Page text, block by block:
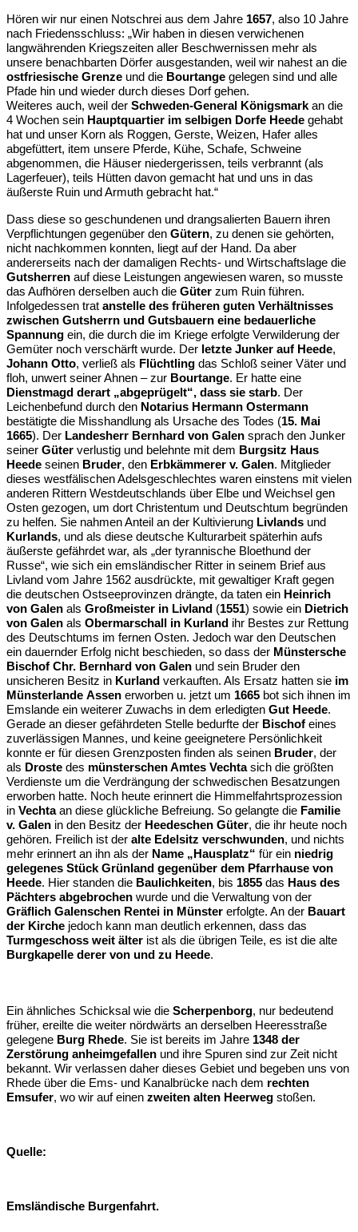
Hören wir nur einen Notschrei aus dem Jahre 1657, also 10 Jahre
nach Friedensschluss: „Wir haben in diesen verwichenen
langwährenden Kriegszeiten aller Beschwernissen mehr als
unsere benachbarten Dörfer ausgestanden, weil wir nahest an die
ostfriesische Grenze und die Bourtange gelegen sind und alle
Pfade hin und wieder durch dieses Dorf gehen.
Weiteres auch, weil der Schweden-General Königsmarkan die
4 Wochen sein Hauptquartier im selbigen Dorfe Heede gehabt
hat und unser Korn als Roggen, Gerste, Weizen, Hafer alles
abgefüttert, item unsere Pferde, Kühe, Schafe, Schweine
abgenommen, die Häuser niedergerissen, teils verbrannt (als
Lagerfeuer), teils Hütten davon gemacht hat und uns in das
äußerste Ruin und Armuth gebracht hat.“
Dass diese so geschundenen und drangsalierten Bauern ihren
Verpflichtungen gegenüber den Gütern, zu denen sie gehörten,
nicht nachkommen konnten, liegt auf der Hand. Da aber
andererseits nach der damaligen Rechts- und Wirtschaftslage die
Gutsherren auf diese Leistungen angewiesen waren, so musste
das Aufhören derselben auch die Güter zum Ruin führen.
Infolgedessen trat anstelle des früheren guten Verhältnisses
zwischen Gutsherrn und Gutsbauern eine bedauerliche
Spannung ein, die durch die im Kriege erfolgte Verwilderung der
Gemüter noch verschärft wurde. Der letzte Junker auf Heede,
Johann Otto, verließ als Flüchtling das Schloß seiner Väter und
floh, unwert seiner Ahnen – zur Bourtange. Er hatte eine
Dienstmagd derart „abgeprügelt“, dass sie starb. Der
Leichenbefund durch den Notarius Hermann Ostermann
bestätigte die Misshandlung als Ursache des Todes (15. Mai
1665). Der Landesherr Bernhard von Galen sprach den Junker
seiner Güter verlustig und belehnte mit dem Burgsitz Haus
Heede seinen Bruder, den Erbkämmerer v. Galen. Mitglieder
dieses westfälischen Adelsgeschlechtes waren einstens mit vielen
anderen Rittern Westdeutschlands über Elbe und Weichsel gen
Osten gezogen, um dort Christentum und Deutschtum begründen
zu helfen. Sie nahmen Anteil an der Kultivierung Livlands und
Kurlands, und als diese deutsche Kulturarbeit späterhin aufs
äußerste gefährdet war, als „der tyrannische Bloethund der
Russe“, wie sich ein emsländischer Ritter in seinem Brief aus
Livland vom Jahre 1562 ausdrückte, mit gewaltiger Kraft gegen
die deutschen Ostseeprovinzen drängte, da taten ein Heinrich
von Galen als Großmeister in Livland (1551) sowie ein Dietrich
von Galen als Obermarschall in Kurland ihr Bestes zur Rettung
des Deutschtums im fernen Osten. Jedoch war den Deutschen
ein dauernder Erfolg nicht beschieden, so dass der Münstersche
Bischof Chr. Bernhard von Galen und sein Bruder den
unsicheren Besitz in Kurland verkauften. Als Ersatz hatten sie im
Münsterlande Assen erworben u. jetzt um 1665 bot sich ihnen im
Emslande ein weiterer Zuwachs in dem erledigten Gut Heede.
Gerade an dieser gefährdeten Stelle bedurfte der Bischof eines
zuverlässigen Mannes, und keine geeignetere Persönlichkeit
konnte er für diesen Grenzposten finden als seinen Bruder, der
als Droste des münsterschen Amtes Vechtasich die größten
Verdienste um die Verdrängung der schwedischen Besatzungen
erworben hatte. Noch heute erinnert die Himmelfahrtsprozession
in Vechtaan diese glückliche Befreiung. So gelangte die Familie
v. Galen in den Besitz der Heedeschen Güter, die ihr heute noch
gehören. Freilich ist der alte Edelsitz verschwunden, und nichts
mehr erinnert an ihn als der Name „Hausplatz“ für ein niedrig
gelegenes Stück Grünland gegenüber dem Pfarrhause von
Heede. Hier standen die Baulichkeiten, bis 1855 das Haus des
Pächters abgebrochen wurde und die Verwaltung von der
Gräflich Galenschen Rentei in Münster erfolgte. An der Bauart
der Kirche jedoch kann man deutlich erkennen, dass das
Turmgeschoss weit älter ist als die übrigen Teile, es ist die alte
Burgkapelle derer von und zu Heede.
Ein ähnliches Schicksal wie die Scherpenborg, nur bedeutend
früher, ereilte die weiter nördwärts an derselben Heeresstraße
gelegene Burg Rhede. Sie ist bereits im Jahre 1348 der
Zerstörung anheimgefallen und ihre Spuren sind zur Zeit nicht
bekannt. Wir verlassen daher dieses Gebiet und begeben uns von
Rhede über die Ems- und Kanalbrücke nach dem rechten
Emsufer, wo wir auf einen zweiten alten Heerweg stoßen.
Quelle:
Emsländische Burgenfahrt.